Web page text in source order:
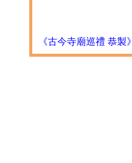
《古今寺廟巡禮 恭製》